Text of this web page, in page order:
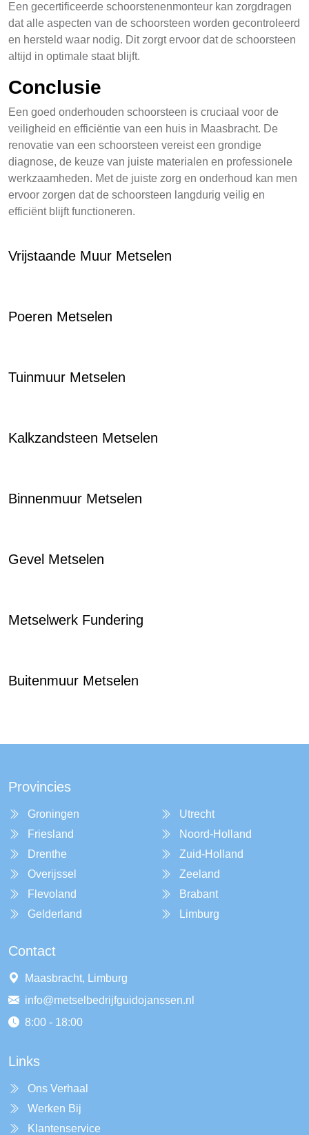
Een gecertificeerde schoorstenenmonteur kan zorgdragen
dat alle aspecten van de schoorsteen worden gecontroleerd
en hersteld waar nodig. Dit zorgt ervoor dat de schoorsteen
altijd in optimale staat blijft.
Conclusie
Een goed onderhouden schoorsteen is cruciaal voor de
veiligheid en efficiëntie van een huis in Maasbracht. De
renovatie van een schoorsteen vereist een grondige
diagnose, de keuze van juiste materialen en professionele
werkzaamheden. Met de juiste zorg en onderhoud kan men
ervoor zorgen dat de schoorsteen langdurig veilig en
efficiënt blijft functioneren.
Vrijstaande Muur Metselen
Poeren Metselen
Tuinmuur Metselen
Kalkzandsteen Metselen
Binnenmuur Metselen
Gevel Metselen
Metselwerk Fundering
Buitenmuur Metselen
Provincies
Groningen
Friesland
Drenthe
Overijssel
Flevoland
Gelderland
Utrecht
Noord-Holland
Zuid-Holland
Zeeland
Brabant
Limburg
Contact
Maasbracht, Limburg
info@metselbedrijfguidojanssen.nl
8:00 - 18:00
Links
Ons Verhaal
Werken Bij
Klantenservice